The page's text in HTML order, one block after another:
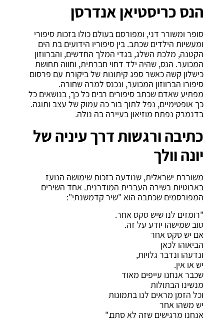
הנס כריסטיאן אנדרסן
סופר ומשורר דני, ומפורסם בעולם כולו בזכות סיפורי
ומעשיות הילדים שכתב. בין סיפוריו הידועים בת הים
הקטנה, מלכת השלג, בגדי המלך החדשים, והברווזון
המכוער. הנס, שהיה ילד דחוי חברתית, וחווה תחושת
כישלון קשה כאשר ספג קיתונות של ביקורת עם פרסום
סיפורו הברווזון המכוער, ונכנס למרה שחורה.
מפתיע שאדם שכתב סיפורים רבים כל כך, בנושאים כל
כך אופטימיים, נפל לתוך בור כה עמוק של עצב ותוגה.
בדנמרק נפתח מוזיאון בעיירה בה נולה.
כתיבה ורגשות דרך עיניה של
יונה וולך
משוררת ישראלית, שנודעה בזכות שימושה הנועז
בארוטיות בשירה העברית המודרנית. אחד השירים
המפורסמים שכתבה הוא "שיר קדמשנתי":
"רומזים לנו שיש סקס אחר.
טוב שמישהו יודע על זה.
אם יש סקס אחר
הביאוהו לכאן
ונדעהו ונדבר גלויות,
יש או אין.
שכבר אנחנו עייפים מאוד
מנשינו הבתולות
וכל הזמן מראים לנו בתמונות
יש משהו אחר
אנחנו מרגישים שזה לא סתם."